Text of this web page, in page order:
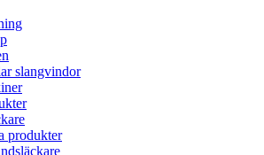
slangvindor
produkter